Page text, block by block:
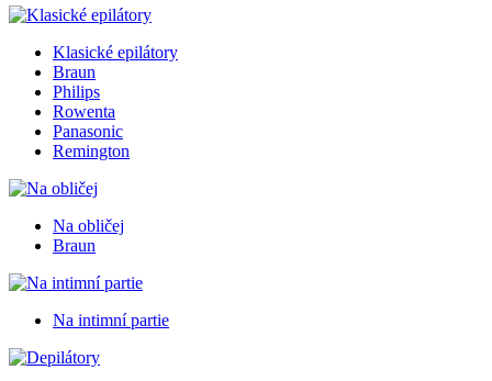
Klasické epilátory
Braun
Philips
Rowenta
Panasonic
Remington
Na obličej
Braun
Na intimní partie